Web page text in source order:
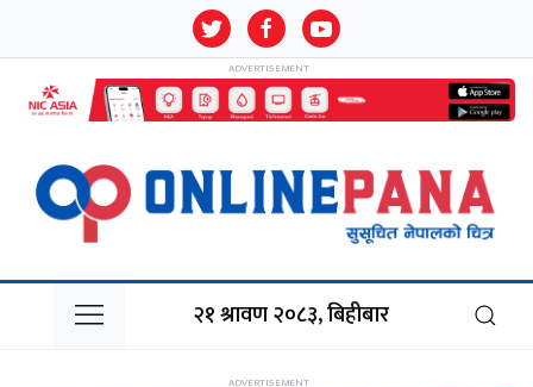
२१ श्रावण २०८३, बिहीबार